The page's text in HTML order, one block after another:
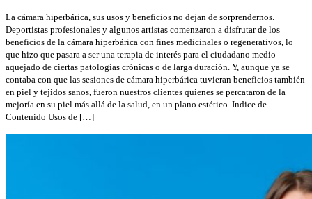
La cámara hiperbárica, sus usos y beneficios no dejan de sorprendernos.
Deportistas profesionales y algunos artistas comenzaron a disfrutar de los
beneficios de la cámara hiperbárica con fines medicinales o regenerativos, lo
que hizo que pasara a ser una terapia de interés para el ciudadano medio
aquejado de ciertas patologías crónicas o de larga duración. Y, aunque ya se
contaba con que las sesiones de cámara hiperbárica tuvieran beneficios también
en piel y tejidos sanos, fueron nuestros clientes quienes se percataron de la
mejoría en su piel más allá de la salud, en un plano estético. Indice de
Contenido Usos de […]